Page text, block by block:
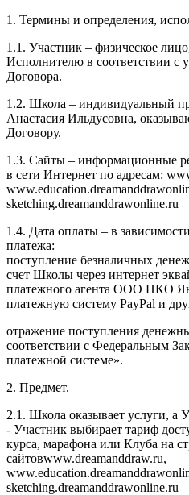
1. Термины и определения,
1.1. Участник – физическое
Исполнителю в соответствии с
Договора.
1.2. Школа – индивидуальный
Анастасия Ильдусовна,
Договору.
1.3. Сайты – информационные
в сети Интернет по адресам:
sketching.dreamanddrawonline.ru
1.4. Дата оплаты – в
платежа:
поступление безналичных
счет Школы через интернет
платежного агента ООО НКО
платежную систему PayPal и
отражение поступления
соответствии с Федеральным
платежной системе».
2. Предмет.
2.1. Школа оказывает услуги, а
- Участник выбирает тариф
курса, марафона или Клуба на
сайтовwww.dreamanddraw.ru,
sketching.dreamanddrawonline.ru